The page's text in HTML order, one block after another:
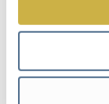
Las empresas
mitigarán los
mejorarán la